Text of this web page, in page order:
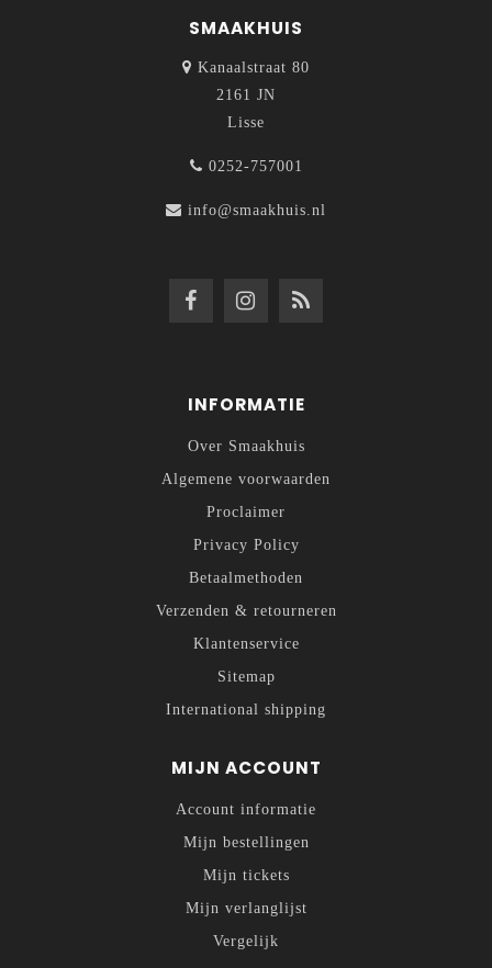
SMAAKHUIS
Kanaalstraat 80
2161 JN
Lisse
0252-757001
info@smaakhuis.nl
INFORMATIE
Over Smaakhuis
Algemene voorwaarden
Proclaimer
Privacy Policy
Betaalmethoden
Verzenden & retourneren
Klantenservice
Sitemap
International shipping
MIJN ACCOUNT
Account informatie
Mijn bestellingen
Mijn tickets
Mijn verlanglijst
Vergelijk